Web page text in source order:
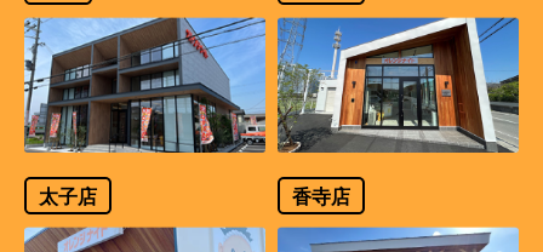
太子店 香寺店